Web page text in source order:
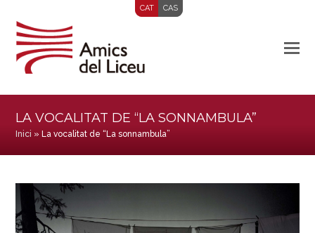
CAT CAS
LA VOCALITAT DE “LA SONNAMBULA”
Inici » La vocalitat de “La sonnambula”